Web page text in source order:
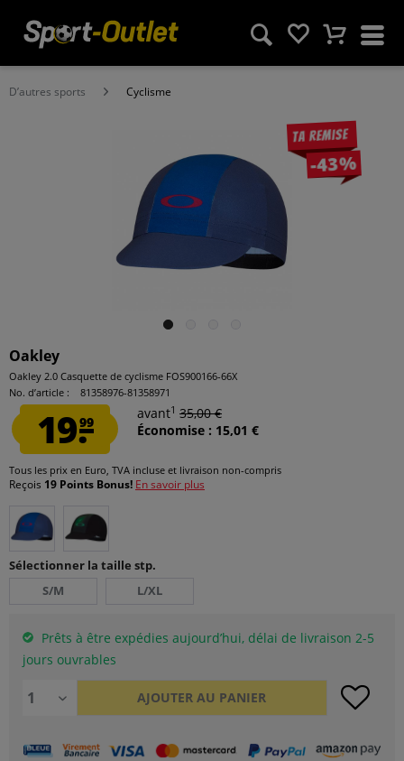
D’autres sports Cyclisme
Ta remise
-43%
Oakley
Oakley 2.0 Casquette de cyclisme FOS900166-66X
No. d’article :
81358976-81358971
19.99
avant1 35,00 €
Économise : 15,01 €
Tous les prix en Euro, TVA incluse et livraison non-compris
Reçois 19 Points Bonus! En savoir plus
Sélectionner la taille stp.
S/M
L/XL
Prêts à être expédies aujourd’hui, délai de livraison 2-5
jours ouvrables
AJOUTER AU PANIER